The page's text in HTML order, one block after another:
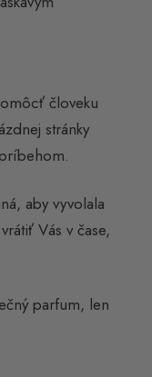
človeku
stránky
aby vyvolala
Vás v čase,
parfum, len